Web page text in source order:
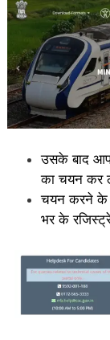
उसके बाद
का चयन कर
चयन करने
भर के